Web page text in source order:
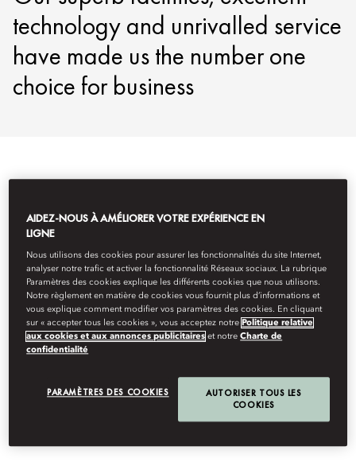
technology and unrivalled service
have made us the number one
choice for business
AIDEZ-NOUS À AMÉLIORER VOTRE EXPÉRIENCE EN
LIGNE
Nous utilisons des cookies pour assurer les fonctionnalités du site Internet,
analyser notre trafic et activer la fonctionnalité Réseaux sociaux. La rubrique
Paramètres des cookies explique les différents cookies que nous utilisons.
Notre règlement en matière de cookies vous fournit plus d’informations et
vous explique comment modifier vos paramètres des cookies. En cliquant
sur « accepter tous les cookies », vous acceptez notre Politique relative
aux cookies et aux annonces publicitaires et notreCharte de
confidentialité
PARAMÈTRES DES COOKIES
AUTORISER TOUS LES
COOKIES